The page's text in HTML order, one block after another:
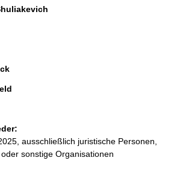
ausschließlich juristische Personen,
sonstige Organisationen